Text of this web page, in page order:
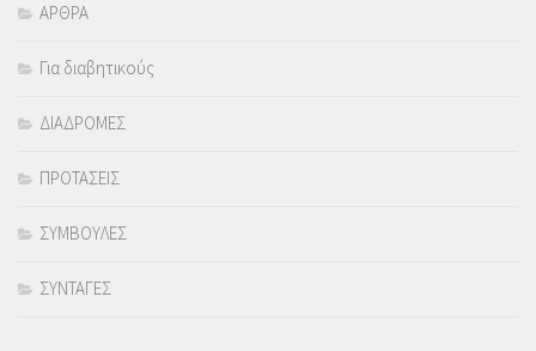
ΑΡΘΡΑ
Για διαβητικούς
ΔΙΑΔΡΟΜΕΣ
ΠΡΟΤΑΣΕΙΣ
ΣΥΜΒΟΥΛΕΣ
ΣΥΝΤΑΓΕΣ